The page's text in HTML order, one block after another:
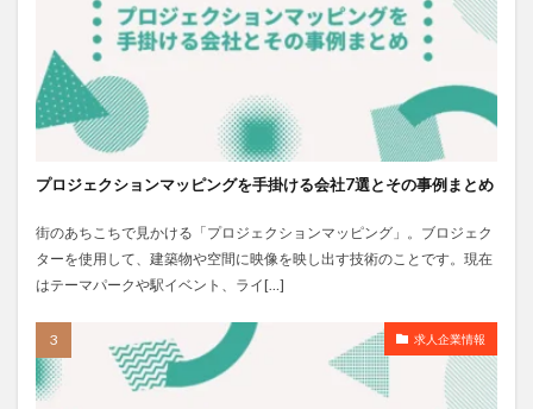
プロジェクションマッピングを手掛ける会社7選とその事例まとめ
街のあちこちで見かける「プロジェクションマッピング」。ブロジェク
ターを使用して、建築物や空間に映像を映し出す技術のことです。現在
はテーマパークや駅イベント、ライ[…]
求人企業情報